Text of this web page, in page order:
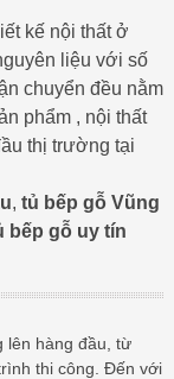
kế nội thất ở
liệu với số
chuyển đều nằm
phẩm , nội thất
thị trường tại
, tủ bếp gỗ Vũng
bếp gỗ uy tín
lên hàng đầu, từ
thi công. Đến với